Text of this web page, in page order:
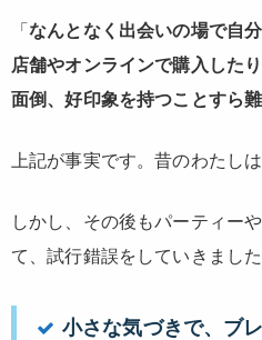
「なんとなく出会いの場で自
店舗やオンラインで購入した
面倒、好印象を持つことすら
上記が事実です。昔のわたし
しかし、その後もパーティー
て、試行錯誤をしていきました
小さな気づきで、ブ